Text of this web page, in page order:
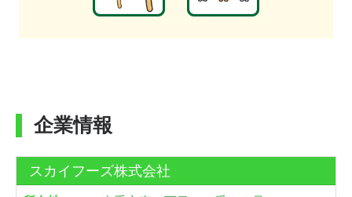
企業情報
スカイフーズ株式会社